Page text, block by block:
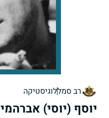
רב סמללוגיסטיקה
יוסף (יוסי) אברהמי